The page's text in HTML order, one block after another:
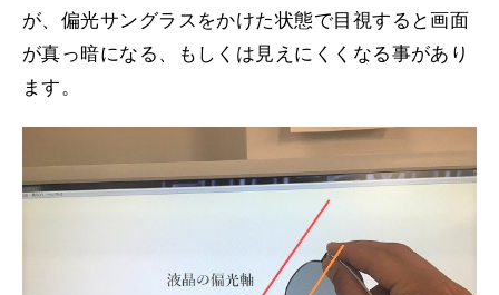
が、偏光サングラスをかけた状態で目視すると画面
が真っ暗になる、もしくは見えにくくなる事があり
ます。